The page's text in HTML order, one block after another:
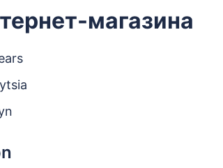
магазина